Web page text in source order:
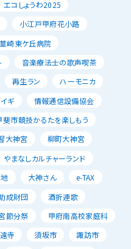
エコしょうわ2025
小江戸甲府花小路
韮崎東ケ丘病院
音楽療法士の歌声喫茶
再生ラン
ハーモニカ
ギ
情報通信設備協会
斐市競技かるたを楽しもう
大神宮
柳町大神宮
やまなしカルチャーランド
大神さん
e-TAX
成財団
酒折連歌
節分祭
甲府南高校家庭科
寺 須坂市
諏訪市